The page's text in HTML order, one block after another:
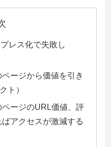
レス化で失敗し
ージから価値を引き
ト）
ージのURL価値、評
アクセスが激減する